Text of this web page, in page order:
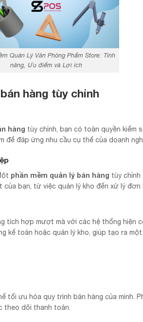
Quản Lý Văn Phòng Phẩm Store: Tính
năng, Ưu điểm và Lợi ích
hàng tùy chỉnh
hàng tùy chỉnh, bạn có toàn quyền kiểm
để đáp ứng nhu cầu cụ thể của doanh
phần mềm quản lý bán hàng tùy
bạn, từ việc quản lý kho đến xử lý đơn
tích hợp mượt mà với các hệ thống hiện
kế toán hoặc quản lý kho, giúp tạo ra
tối ưu hóa quy trình bán hàng của mình.
theo dõi thanh toán.